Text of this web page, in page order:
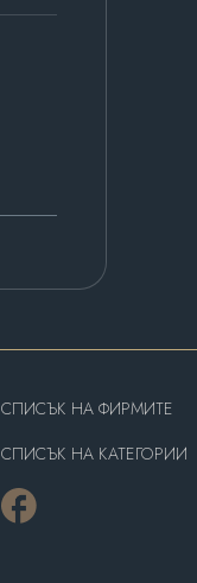
СПИСЪК НА ФИРМИТЕ
СПИСЪК НА КАТЕГОРИИ